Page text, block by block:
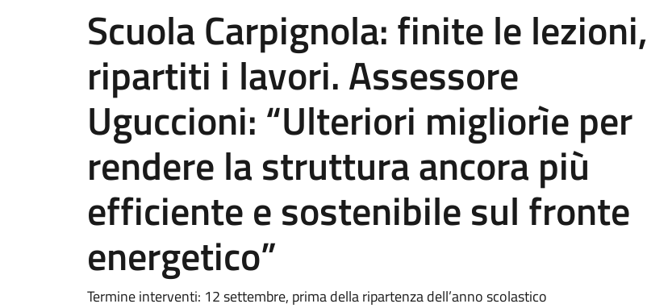
Scuola Carpignola: finite le lezioni,
ripartiti i lavori. Assessore
Uguccioni: “Ulteriori migliorìe per
rendere la struttura ancora più
efficiente e sostenibile sul fronte
energetico”
Termine interventi: 12 settembre, prima della ripartenza dell’anno scolastico